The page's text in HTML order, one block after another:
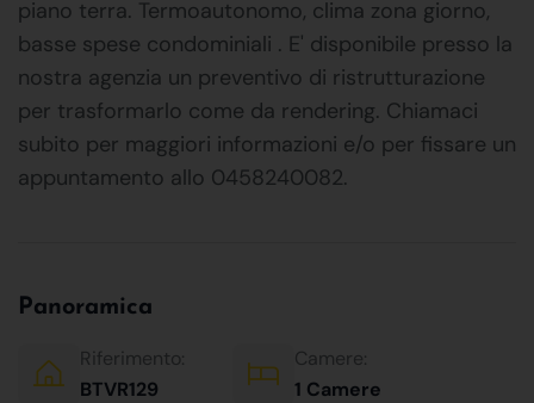
piano terra. Termoautonomo, clima zona giorno,
basse spese condominiali . E' disponibile presso la
nostra agenzia un preventivo di ristrutturazione
per trasformarlo come da rendering. Chiamaci
subito per maggiori informazioni e/o per fissare un
appuntamento allo 0458240082.
Panoramica
Riferimento:
BTVR129
Camere:
1 Camere